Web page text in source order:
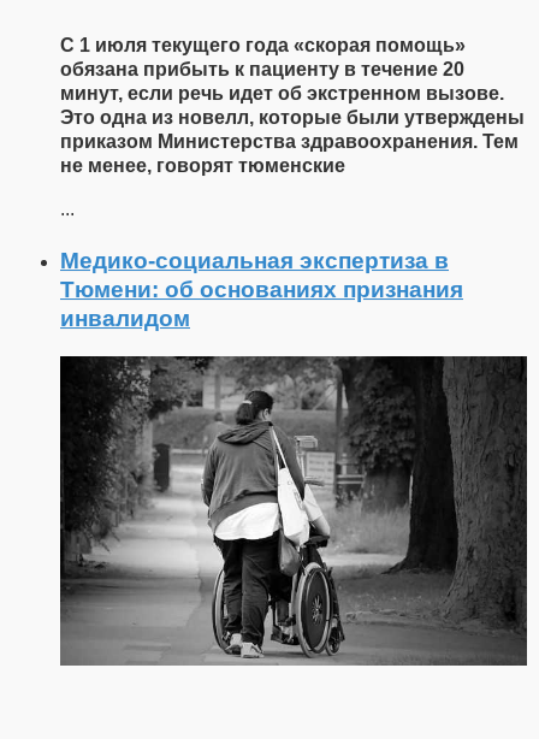
С 1 июля текущего года «скорая помощь»
обязана прибыть к пациенту в течение 20
минут, если речь идет об экстренном вызове.
Это одна из новелл, которые были утверждены
приказом Министерства здравоохранения. Тем
не менее, говорят тюменские
...
Медико-социальная экспертиза в
Тюмени: об основаниях признания
инвалидом